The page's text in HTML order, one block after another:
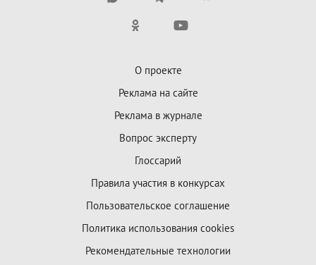
О проекте
Реклама на сайте
Реклама в журнале
Вопрос эксперту
Глоссарий
Правила участия в конкурсах
Пользовательское соглашение
Политика использования cookies
Рекомендательные технологии